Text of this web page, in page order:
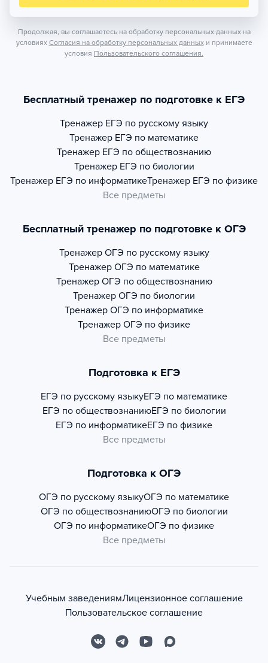
Продолжая, вы соглашаетесь на обработку персональных данных на
условиях Согласия на обработку персональных данных и принимаете
условия Пользовательского соглашения.
Бесплатный тренажер по подготовке к ЕГЭ
Тренажер ЕГЭ по русскому языку
Тренажер ЕГЭ по математике
Тренажер ЕГЭ по обществознанию
Тренажер ЕГЭ по биологии
Тренажер ЕГЭ по информатикеТренажер ЕГЭ по физике
Все предметы
Бесплатный тренажер по подготовке к ОГЭ
Тренажер ОГЭ по русскому языку
Тренажер ОГЭ по математике
Тренажер ОГЭ по обществознанию
Тренажер ОГЭ по биологии
Тренажер ОГЭ по информатике
Тренажер ОГЭ по физике
Все предметы
Подготовка к ЕГЭ
ЕГЭ по русскому языкуЕГЭ по математике
ЕГЭ по обществознаниюЕГЭ по биологии
ЕГЭ по информатикеЕГЭ по физике
Все предметы
Подготовка к ОГЭ
ОГЭ по русскому языкуОГЭ по математике
ОГЭ по обществознаниюОГЭ по биологии
ОГЭ по информатикеОГЭ по физике
Все предметы
Учебным заведениямЛицензионное соглашение
Пользовательское соглашение